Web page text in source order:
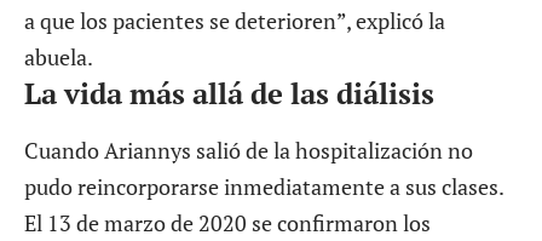
a que los pacientes se deterioren”, explicó la
abuela.
La vida más allá de las diálisis
Cuando Ariannys salió de la hospitalización no
pudo reincorporarse inmediatamente a sus clases.
El 13 de marzo de 2020 se confirmaron los